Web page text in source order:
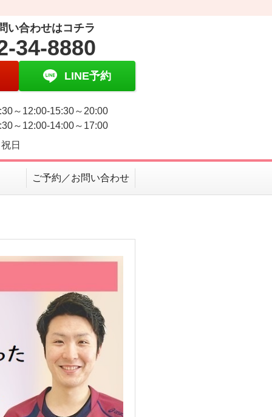
い合わせはコチラ
34-8880
LINE予約
～12:00-15:30～20:00
～12:00-14:00～17:00
日
ご予約／お問い合わせ